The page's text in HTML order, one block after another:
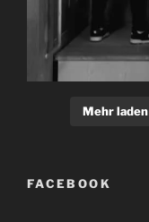
Mehr laden
FACEBOOK